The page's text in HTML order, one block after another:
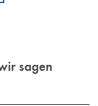
sagen